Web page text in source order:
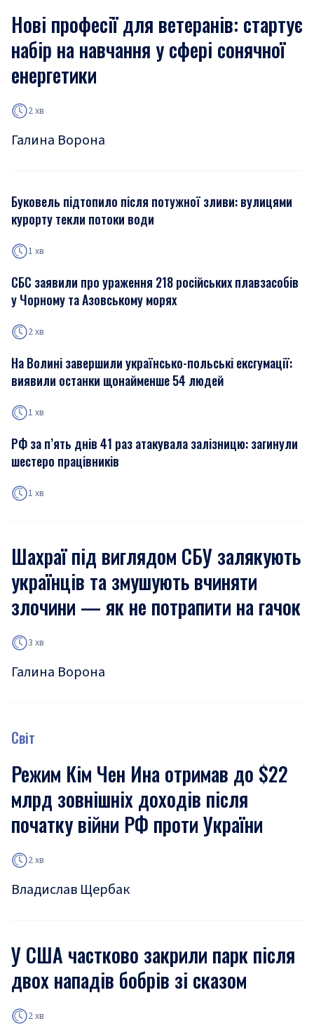
Нові професії для ветеранів: стартує
набір на навчання у сфері сонячної
енергетики
2 хв
Галина Ворона
Буковель підтопило після потужної зливи: вулицями
курорту текли потоки води
1 хв
СБС заявили про ураження 218 російських плавзасобів
у Чорному та Азовському морях
2 хв
На Волині завершили українсько-польські ексгумації:
виявили останки щонайменше 54 людей
1 хв
РФ за п’ять днів 41 раз атакувала залізницю: загинули
шестеро працівників
1 хв
Шахраї під виглядом СБУ залякують
українців та змушують вчиняти
злочини — як не потрапити на гачок
3 хв
Галина Ворона
Світ
Режим Кім Чен Ина отримав до $22
млрд зовнішніх доходів після
початку війни РФ проти України
2 хв
Владислав Щербак
У США частково закрили парк після
двох нападів бобрів зі сказом
2 хв